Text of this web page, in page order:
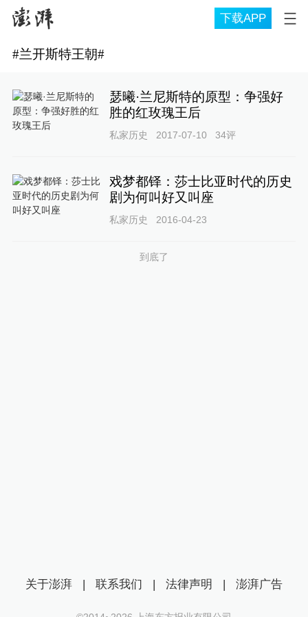
下载APP
#兰开斯特王朝#
瑟曦·兰尼斯特的原型：争强好
胜的红玫瑰王后
私家历史 2017-07-10 34评
戏梦都铎：莎士比亚时代的历史
剧为何叫好又叫座
私家历史 2016-04-23
到底了
关于澎湃 | 联系我们 | 法律声明 | 澎湃广告